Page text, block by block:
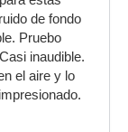
de fondo
Pruebo
inaudible.
el aire y lo